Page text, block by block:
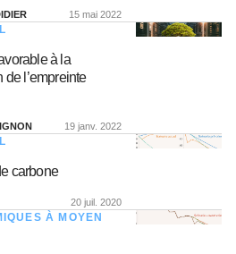
15 mai 2022
à la
de l’empreinte
19 janv. 2022
carbone
20 juil. 2020
À MOYEN